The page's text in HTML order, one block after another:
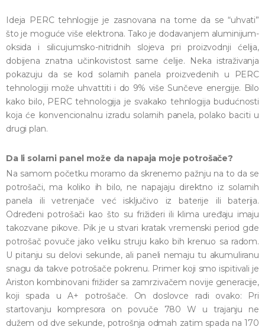
Ideja PERC tehnlogije je zasnovana na tome da se “uhvati”
što je moguće više elektrona. Tako je dodavanjem aluminijum-
oksida i silicujumsko-nitridnih slojeva pri proizvodnji ćelija,
dobijena znatna učinkovistost same ćelije. Neka istraživanja
pokazuju da se kod solarnih panela proizvedenih u PERC
tehnologiji može uhvattiti i do 9% više Sunčeve energije. Bilo
kako bilo, PERC tehnologija je svakako tehnlogija budućnosti
koja će konvencionalnu izradu solarnih panela, polako baciti u
drugi plan.
Da li solarni panel može da napaja moje potrošače?
Na samom početku moramo da skrenemo pažnju na to da se
potrošači, ma koliko ih bilo, ne napajaju direktno iz solarnih
panela ili vetrenjače već isključivo iz baterije ili baterija.
Određeni potrošači kao što su frižideri ili klima uređaju imaju
takozvane pikove. Pik je u stvari kratak vremenski period gde
potrošač povuče jako veliku struju kako bih krenuo sa radom.
U pitanju su delovi sekunde, ali paneli nemaju tu akumuliranu
snagu da takve potrošače pokrenu. Primer koji smo ispitivali je
Ariston kombinovani frižider sa zamrzivačem novije generacije,
koji spada u A+ potrošače. On doslovce radi ovako: Pri
startovanju kompresora on povuče 780 W u trajanju ne
dužem od dve sekunde, potrošnja odmah zatim spada na 170